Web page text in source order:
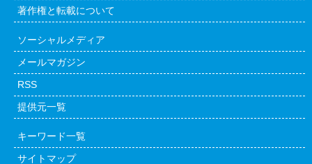
著作権と転載について
ソーシャルメディア
メールマガジン
RSS
提供元一覧
キーワード一覧
サイトマップ